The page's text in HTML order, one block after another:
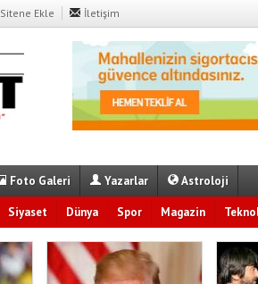
Sitene Ekle İletişim
Foto Galeri Yazarlar Astroloji
Siyaset Dünya Spor Magazin